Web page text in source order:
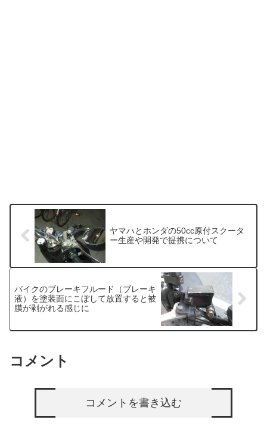
ヤマハとホンダの50cc原付スクータ
ー生産や開発で提携について
バイクのブレーキフルード（ブレーキ
液）を塗装面にこぼして放置すると被
膜が剥がれる感じに
コメント
コメントを書き込む